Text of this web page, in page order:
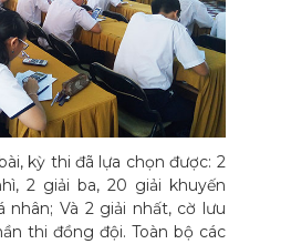
kỳ thi đã lựa chọn được: 2
2 giải ba, 20 giải khuyến
nhân; Và 2 giải nhất, cờ lưu
thi đồng đội. Toàn bộ các